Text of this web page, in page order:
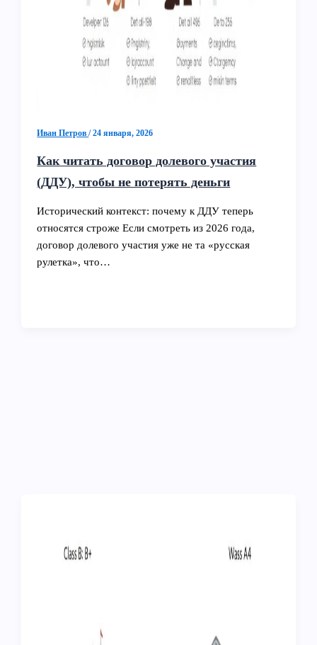
Иван Петров/24 января, 2026
Как читать договор долевого участия
(ДДУ), чтобы не потерять деньги
Исторический контекст: почему к ДДУ теперь
относятся строже Если смотреть из 2026 года,
договор долевого участия уже не та «русская
рулетка», что…